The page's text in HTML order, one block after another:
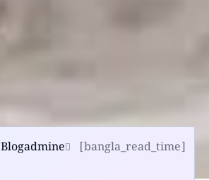
Blogadmine [bangla_read_time]